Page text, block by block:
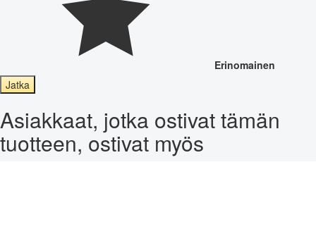
Erinomainen
Jatka
Asiakkaat, jotka ostivat tämän
tuotteen, ostivat myös